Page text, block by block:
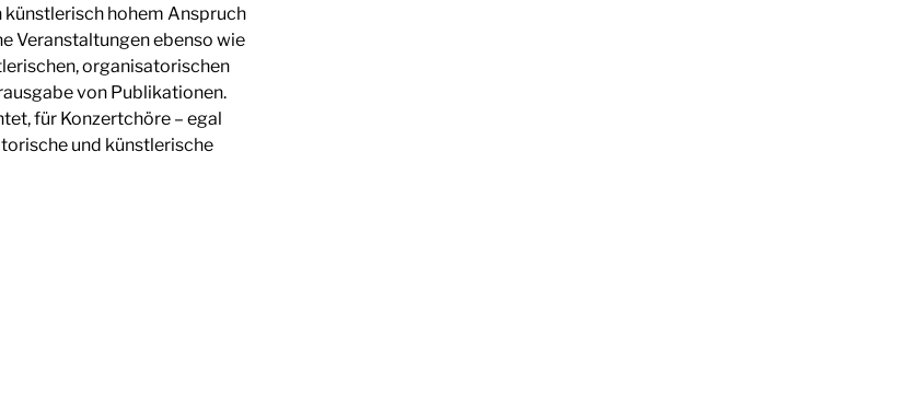
hohem Anspruch
Veranstaltungen ebenso wie
organisatorischen
von Publikationen.
für Konzertchöre – egal
und künstlerische